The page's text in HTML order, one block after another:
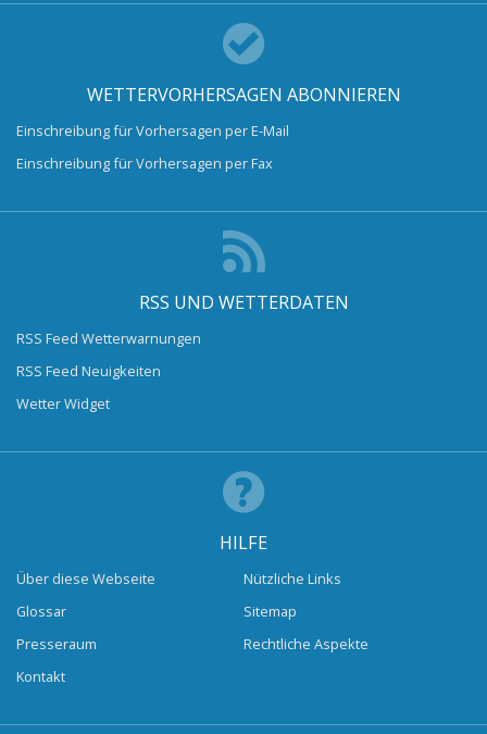
WETTERVORHERSAGEN ABONNIEREN
Einschreibung für Vorhersagen per E-Mail
Einschreibung für Vorhersagen per Fax
RSS UND WETTERDATEN
RSS Feed Wetterwarnungen
RSS Feed Neuigkeiten
Wetter Widget
HILFE
Über diese Webseite
Glossar
Presseraum
Kontakt
Nützliche Links
Sitemap
Rechtliche Aspekte